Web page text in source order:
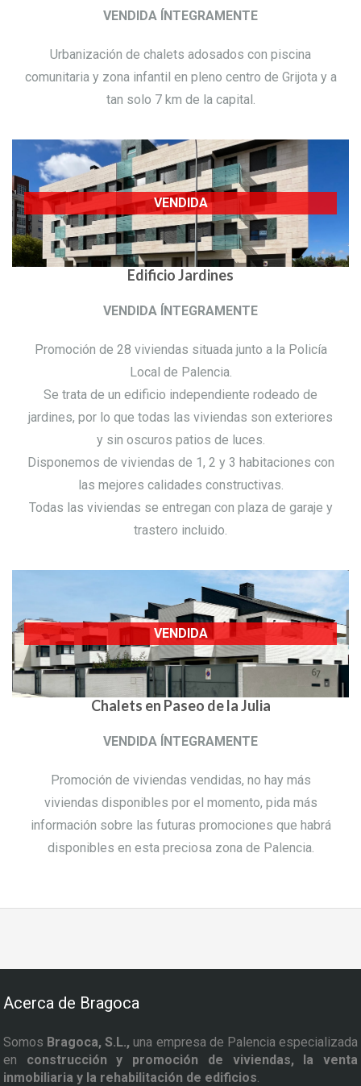
VENDIDA ÍNTEGRAMENTE
Urbanización de chalets adosados con piscina
comunitaria y zona infantil en pleno centro de Grijota y a
tan solo 7 km de la capital.
VENDIDA
Edificio Jardines
VENDIDA ÍNTEGRAMENTE
Promoción de 28 viviendas situada junto a la Policía
Local de Palencia.
Se trata de un edificio independiente rodeado de
jardines, por lo que todas las viviendas son exteriores
y sin oscuros patios de luces.
Disponemos de viviendas de 1, 2 y 3 habitaciones con
las mejores calidades constructivas.
Todas las viviendas se entregan con plaza de garaje y
trastero incluido.
VENDIDA
Chalets en Paseo de la Julia
VENDIDA ÍNTEGRAMENTE
Promoción de viviendas vendidas, no hay más
viviendas disponibles por el momento, pida más
información sobre las futuras promociones que habrá
disponibles en esta preciosa zona de Palencia.
Acerca de Bragoca
Somos Bragoca, S.L.,una empresa de Palencia especializada
en construcción y promoción de viviendas, la venta
inmobiliaria y la rehabilitación de edificios.